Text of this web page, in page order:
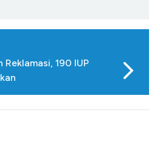
Reklamasi, 190 IUP